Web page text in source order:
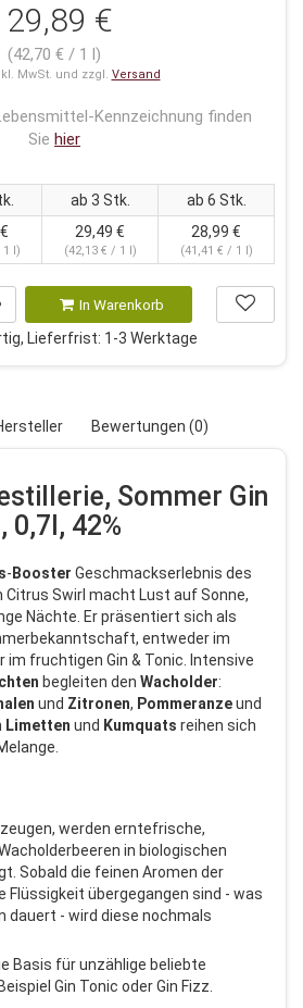
29,89 €
(42,70 € / 1 l)
MwSt. und zzgl. Versand
Kennzeichnung finden
Sie hier
ab 3 Stk. ab 6 Stk.
1 l)
29,49 €
(42,13 € / 1 l)
28,99 €
(41,41 € / 1 l)
In Warenkorb
Lieferfrist: 1-3 Werktage
Bewertungen (0)
Sommer Gin
0,7l, 42%
- Booster Geschmackserlebnis des
Citrus Swirl macht Lust auf Sonne,
Nächte. Er präsentiert sich als
entweder im
fruchtigen Gin & Tonic. Intensive
begleiten den Wacholder:
und Zitronen, Pommeranzeund
Limetten und Kumquats reihen sich
werden erntefrische,
in biologischen
Sobald die feinen Aromen der
Flüssigkeit übergegangen sind - was
dauert - wird diese nochmals
Basis für unzählige beliebte
Gin Tonic oder Gin Fizz.